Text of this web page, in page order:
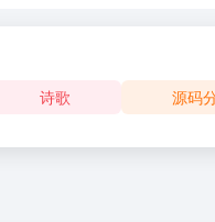
诗歌 源码